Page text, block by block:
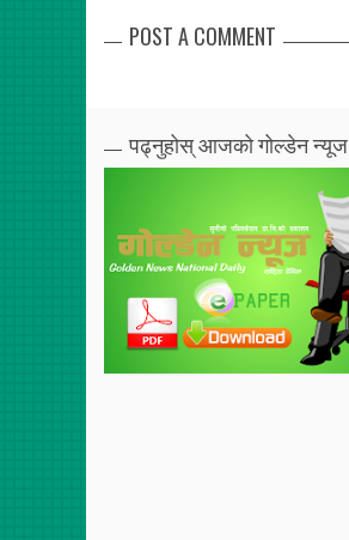
POST A COMMENT
पढ्नुहोस् आजको गोल्डेन न्यूज